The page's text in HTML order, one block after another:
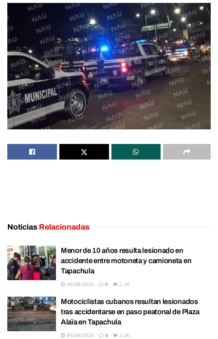
Noticias Relacionadas
Menor de 10 años resulta lesionado en
accidente entre motoneta y camioneta en
Tapachula
06/08/2026 0 2.1K
Motociclistas cubanos resultan lesionados
tras accidentarse en paso peatonal de Plaza
Alaïa en Tapachula
05/08/2026 0 2.2K